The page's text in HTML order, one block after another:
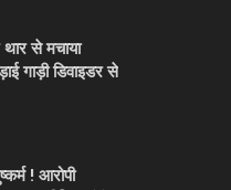
से मचाया
गाड़ी डिवाइडर से
! आरोपी